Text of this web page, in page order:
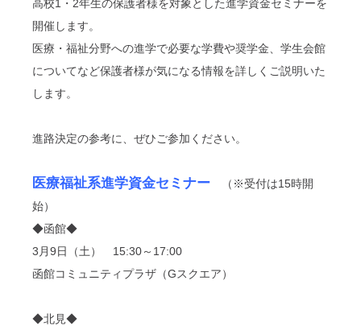
高校1・2年生の保護者様を対象とした進学資金セミナーを
開催します。
医療・福祉分野への進学で必要な学費や奨学金、学生会館
についてなど保護者様が気になる情報を詳しくご説明いた
します。
進路決定の参考に、ぜひご参加ください。
医療福祉系進学資金セミナー （※受付は15時開
始）
◆函館◆
3月9日（土） 15:30～17:00
函館コミュニティプラザ（Gスクエア）
◆北見◆